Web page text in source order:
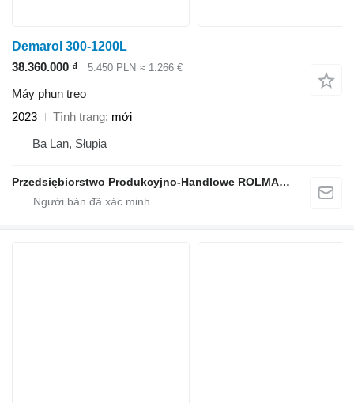
Demarol 300-1200L
38.360.000 ₫
5.450 PLN ≈ 1.266 €
Máy phun treo
2023
Tình trạng mới
Ba Lan, Słupia
Przedsiębiorstwo Produkcyjno-Handlowe ROLMAPOL Marcin Dziekan